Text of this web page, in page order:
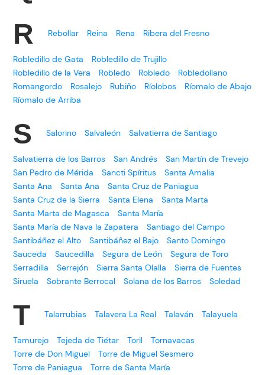
R Rebollar Reina Rena Ribera del Fresno
Robledillo de Gata
Robledillo de Trujillo
Robledillo de la Vera
Robledo Robledo
Robledollano
Romangordo
Rosalejo Rubiño Ríolobos
Ríomalo de Abajo
Ríomalo de Arriba
S Salorino Salvaleón Salvatierra de Santiago
Salvatierra de los Barros San Andrés
San Martín de Trevejo
San Pedro de Mérida
Sancti Spíritus
Santa Amalia
Santa Ana
Santa Ana
Santa Cruz de Paniagua
Santa Cruz de la Sierra
Santa Elena
Santa Marta
Santa Marta de Magasca
Santa María
Santa María de Nava la Zapatera
Santiago del Campo
Santibáñez el Alto
Santibáñez el Bajo
Santo Domingo
Sauceda
Saucedilla Segura de León
Segura de Toro
Serradilla
Serrejón Sierra Santa Olalla
Sierra de Fuentes
Siruela
Sobrante Berrocal Solana de los Barros Soledad
T Talarrubias Talavera La Real Talaván Talayuela
Tamurejo Tejeda de Tiétar Toril
Tornavacas
Torre de Don Miguel
Torre de Miguel Sesmero
Torre de Paniagua
Torre de Santa María